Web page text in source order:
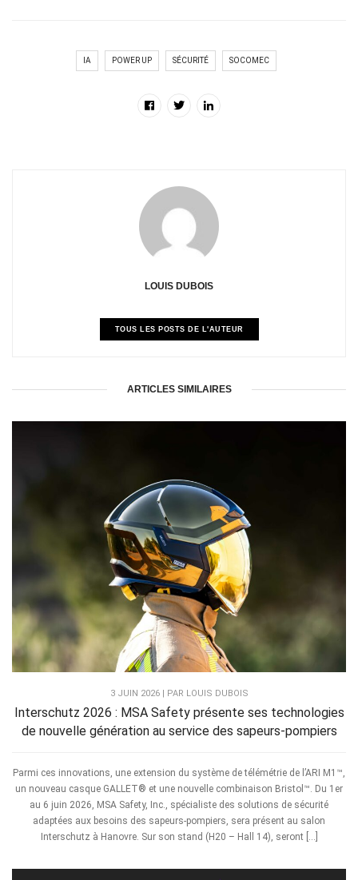
IA POWER UP SÉCURITÉ SOCOMEC
LOUIS DUBOIS
TOUS LES POSTS DE L'AUTEUR
ARTICLES SIMILAIRES
3 JUIN 2026 | PAR LOUIS DUBOIS
Interschutz 2026 : MSA Safety présente ses technologies
de nouvelle génération au service des sapeurs-pompiers
Parmi ces innovations, une extension du système de télémétrie de l’ARI M1™,
un nouveau casque GALLET® et une nouvelle combinaison Bristol™. Du 1er
au 6 juin 2026, MSA Safety, Inc., spécialiste des solutions de sécurité
adaptées aux besoins des sapeurs-pompiers, sera présent au salon
Interschutz à Hanovre. Sur son stand (H20 – Hall 14), seront […]